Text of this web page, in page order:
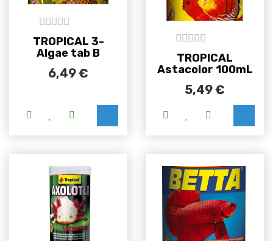
5out of 5
TROPICAL 3-
Algae tab B
6,49€
Ovaj proizvod ima više varijanti. Opcije se
5out of 5
TROPICAL
Astacolor 100mL
5,49€